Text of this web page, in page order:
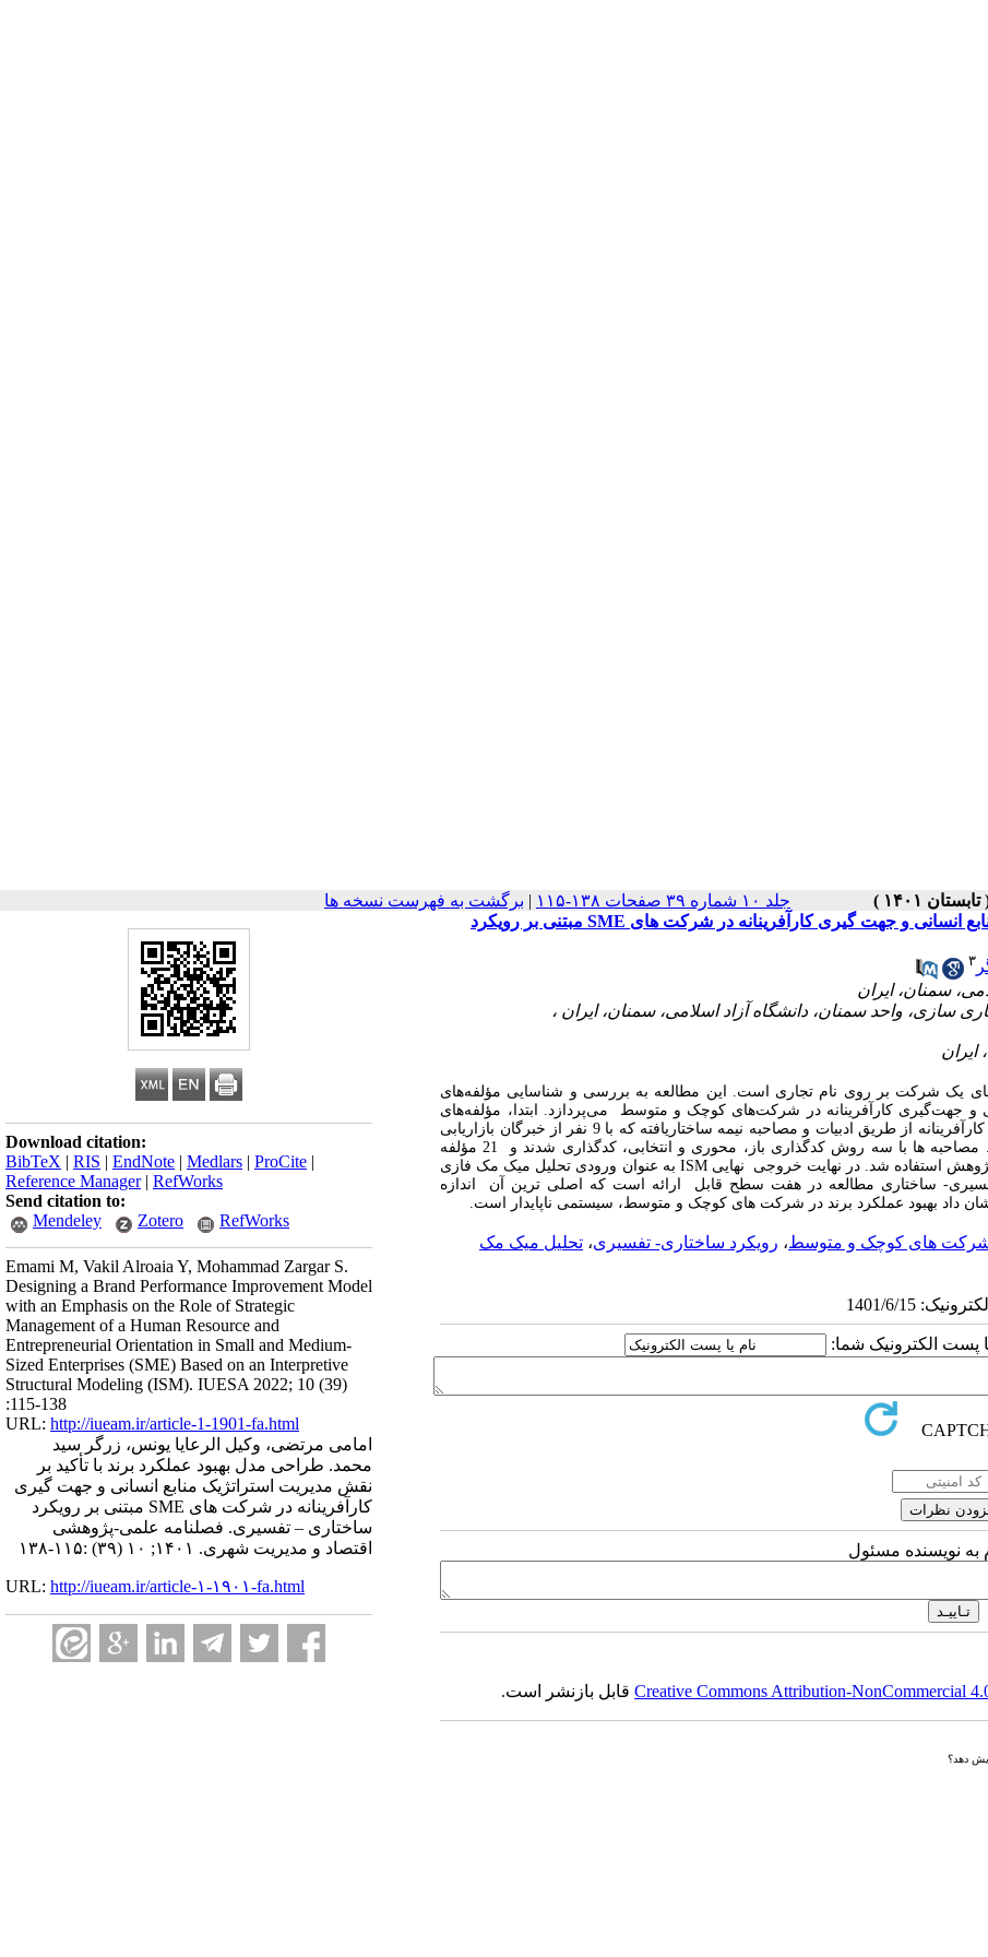
جلد ۱۰ شماره ۳۹ صفحات ۱۳۸-۱۱۵ | برگشت به فهرست نسخه ها
Download citation:
BibTeX | RIS | EndNote | Medlars | ProCite |
Reference Manager| RefWorks
Send citation to:
Mendeley
Zotero RefWorks
Emami M, Vakil Alroaia Y, Mohammad Zargar S.
Designing a Brand Performance Improvement Model
with an Emphasis on the Role of Strategic
Management of a Human Resource and
Entrepreneurial Orientation in Small and Medium-
Sized Enterprises (SME) Based on an Interpretive
Structural Modeling (ISM). IUESA 2022; 10 (39)
:115-138
URL: http://iueam.ir/article-1-1901-fa.html
امامی مرتضی، وکیل الرعایا یونس، زرگر سید
محمد. طراحی مدل بهبود عملکرد برند با تأکید بر
نقش مدیریت استراتژیک منابع انسانی و جهت‌ گیری
کارآفرینانه در شرکت ‌های SME مبتنی بر رویکرد
ساختاری – تفسیری. فصلنامه علمی-پژوهشی
اقتصاد و مدیریت شهری. ۱۴۰۱; ۱۰ (۳۹) :۱۱۵-۱۳۸
URL: http://iueam.ir/article-۱-۱۹۰۱-fa.html
طراحی مدل بهبود عملکرد برند با تأکید بر نقش مدیریت استراتژیک منابع انسانی و جهت‌ گیری کارآفرینانه در شرکت ‌های SME مبتنی بر رویکرد
۳
یک شرکت بر روی نام تجاری است. این مطالعه به بررسی و شناسایی مؤلفه‌های
و جهت‌گیری کارآفرینانه در شرکت‌های کوچک و متوسط می‌پردازد. ابتدا، مؤلفه‌های
پژوهش در بهبود عملکرد برند، مدیریت استراتژیک منابع انسانی و جهت‌گیری کارآفرینانه از طریق ادبیات و مصاحبه نیمه ساختاریافته که با 9 نفر از خبرگان بازاریابی
و اساتید دانشگاه که به شیوه گلوله برفی انتخاب شده بودند، شناسایی شد. مصاحبه ها با سه روش کدگذاری باز، محوری و انتخابی، کدگذاری شدند و 21 مؤلفه
شناسایی شد. از روش ساختاری- تفسیری برای ایجاد ارتباط بین مؤلفه های پژوهش استفاده شد. در نهایت خروجی نهایی ISM به عنوان ورودی تحلیل میک مک فازی
ساختاری مطالعه در هفت سطح قابل ارائه است که اصلی ترین آن اندازه
داد بهبود عملکرد برند در شرکت های کوچک و متوسط، سیستمی ناپایدار است.
های کوچک و متوسط، رویکرد ساختاری- تفسیری، تحلیل میک مک
پست الکترونیک شما:
به نویسنده مسئول
Creative Commons Attribution-NonCommercialقابل بازنشر است.
دهد؟